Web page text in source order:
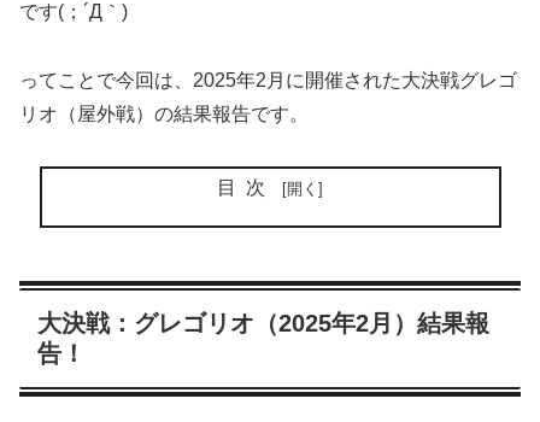
です(；´Д｀)
ってことで今回は、2025年2月に開催された大決戦グレゴ
リオ（屋外戦）の結果報告です。
目次
大決戦：グレゴリオ（2025年2月）結果報
告！